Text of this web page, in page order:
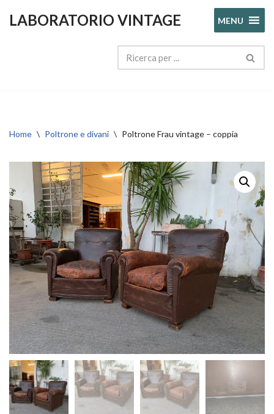
LABORATORIO VINTAGE MENU
Home \ Poltrone e divani \ Poltrone Frau vintage – coppia